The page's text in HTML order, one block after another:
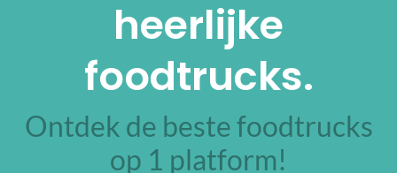
heerlijke
foodtrucks.
Ontdek de beste foodtrucks
op 1 platform!